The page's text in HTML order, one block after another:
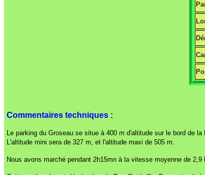
Commentaires techniques :
Le parking du Groseau se situe à 400 m d'altitude sur le bord de
L'altitude mini sera de 327 m, et l'altitude maxi de 505 m.
Nous avons marché pendant 2h15mn à la vitesse moyenne de